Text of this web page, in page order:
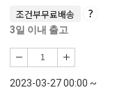
조건부무료배송
3일 이내 출고
2023-03-27 00:00 ~